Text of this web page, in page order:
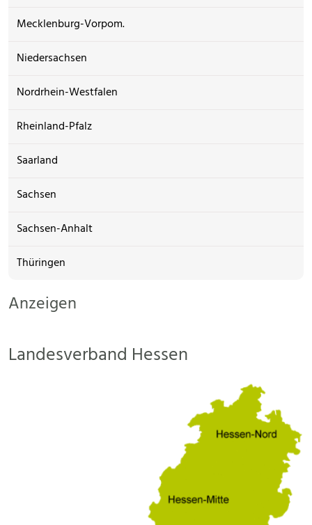
Mecklenburg-Vorpom.
Niedersachsen
Nordrhein-Westfalen
Rheinland-Pfalz
Saarland
Sachsen
Sachsen-Anhalt
Thüringen
Anzeigen
Landesverband Hessen